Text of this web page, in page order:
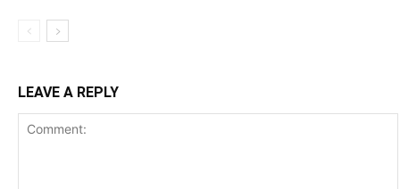
LEAVE A REPLY